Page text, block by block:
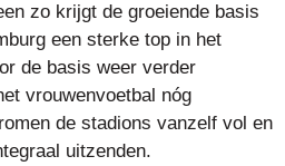
zo krijgt de groeiende basis
een sterke top in het
de basis weer verder
vrouwenvoetbal nóg
de stadions vanzelf vol en
uitzenden.